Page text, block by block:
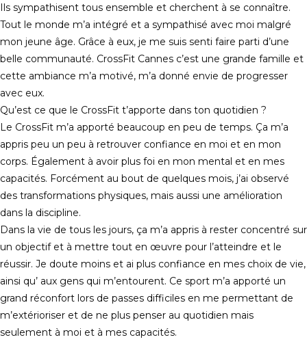
Ils sympathisent tous ensemble et cherchent à se connaître.
Tout le monde m’a intégré et a sympathisé avec moi malgré
mon jeune âge. Grâce à eux, je me suis senti faire parti d’une
belle communauté. CrossFit Cannes c’est une grande famille et
cette ambiance m’a motivé, m’a donné envie de progresser
avec eux.
Qu’est ce que le CrossFit t’apporte dans ton quotidien ?
Le CrossFit m’a apporté beaucoup en peu de temps. Ça m’a
appris peu un peu à retrouver confiance en moi et en mon
corps. Également à avoir plus foi en mon mental et en mes
capacités. Forcément au bout de quelques mois, j’ai observé
des transformations physiques, mais aussi une amélioration
dans la discipline.
Dans la vie de tous les jours, ça m’a appris à rester concentré sur
un objectif et à mettre tout en œuvre pour l’atteindre et le
réussir. Je doute moins et ai plus confiance en mes choix de vie,
ainsi qu’ aux gens qui m’entourent. Ce sport m’a apporté un
grand réconfort lors de passes difficiles en me permettant de
m’extérioriser et de ne plus penser au quotidien mais
seulement à moi et à mes capacités.